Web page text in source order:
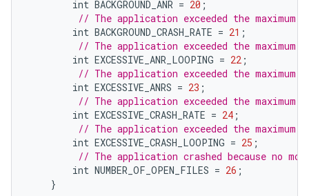
int BACKGROUND_ANR = 20 ;
// The application exceeded the
int BACKGROUND_CRASH_RATE = 21 ;
// The application exceeded the maximum
int EXCESSIVE_ANR_LOOPING = 22 ;
// The application exceeded the maximum
int EXCESSIVE_ANRS = 23 ;
// The application exceeded the maximum
int EXCESSIVE_CRASH_RATE = 24 ;
// The application exceeded the maximum
int EXCESSIVE_CRASH_LOOPING = 25 ;
// The application crashed because no
int NUMBER_OF_OPEN_FILES = 26 ;
}